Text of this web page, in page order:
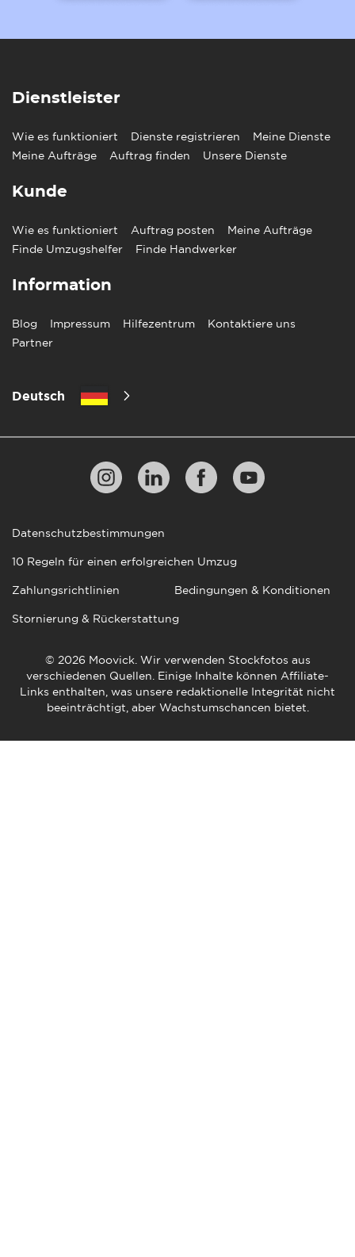
Dienstleister
Wie es funktioniert Dienste registrieren
Meine Dienste
Meine Aufträge
Auftrag finden Unsere Dienste
Kunde
Wie es funktioniert Auftrag posten
Meine Aufträge
Finde Umzugshelfer
Finde Handwerker
Information
Blog Impressum Hilfezentrum
Kontaktiere uns
Partner
Deutsch
© 2026 Moovick. Wir verwenden Stockfotos aus
verschiedenen Quellen. Einige Inhalte können Affiliate-
Links enthalten, was unsere redaktionelle Integrität nicht
beeinträchtigt, aber Wachstumschancen bietet.
Datenschutzbestimmungen
10 Regeln für einen erfolgreichen Umzug
Zahlungsrichtlinien Bedingungen & Konditionen
Stornierung & Rückerstattung